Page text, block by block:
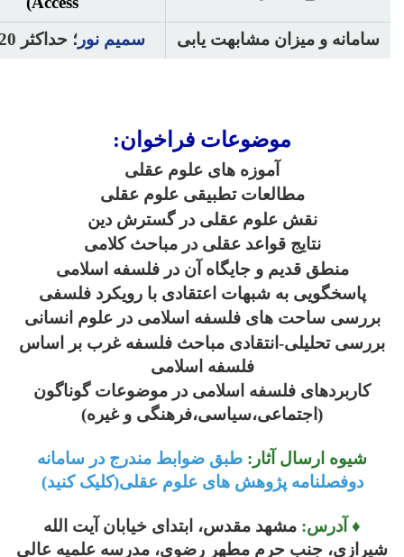
سامانه و میزان مشابهت یابی
سمیم نور ؛ حداکثر 20درصد
موضوعات فراخوان:
آموزه های علوم عقلی
مطالعات تطبیقی علوم عقلی
نقش علوم عقلی در گسترش دین
نتایج قواعد عقلی در مباحث کلامی
منطق قدیم و جایگاه آن در فلسفه اسلامی
پاسخگویی به شبهات اعتقادی با رویکرد فلسفی
بررسی ساحت های فلسفه اسلامی در علوم انسانی
بررسی تحلیلی-انتقادی مباحث فلسفه غرب بر اساس
فلسفه اسلامی
کاربردهای فلسفه اسلامی در موضوعات گوناگون
(اجتماعی،سیاسی،فرهنگی و غیره)
شیوه ارسال آثار: طبق ضوابط مندرج در سامانه
دوفصلنامه پژوهش های علوم عقلی(کلیک کنید)
♦ آدرس: مشهد مقدس، ابتدای خیابان آیت الله
شیرازی، جنب حرم مطهر رضوی، مدرسه علمیه عالی